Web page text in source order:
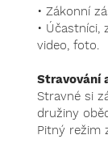
• Zákonní
• Účastníci,
video, foto.
Stravování
Stravné si
družiny
Pitný režim